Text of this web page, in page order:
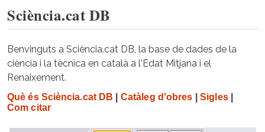
Sciència.cat DB
Benvinguts a Sciència.cat DB, la base de dades de la
ciència i la tècnica en català a l'Edat Mitjana i el
Renaixement.
Què és Sciència.cat DB Catàleg d'obres Sigles|
Com citar